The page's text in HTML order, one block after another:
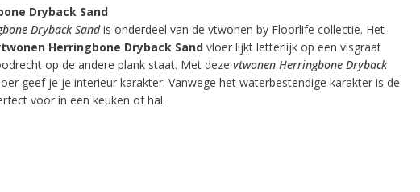
Dryback Sand
Dryback Sandis onderdeel van de vtwonen by Floorlife collectie. Het
Herringbone Dryback Sand vloer lijkt letterlijk op een visgraat
op de andere plank staat. Met dezevtwonen Herringbone Dryback
geef je je interieur karakter. Vanwege het waterbestendige karakter is de
voor in een keuken of hal.